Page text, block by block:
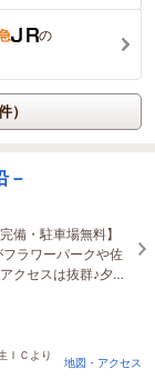
の
）
－
備・駐車場無料】
ラワーパークや佐
クセスは抜群♪夕食
ロントまで)
Ｃより
地図・アクセス